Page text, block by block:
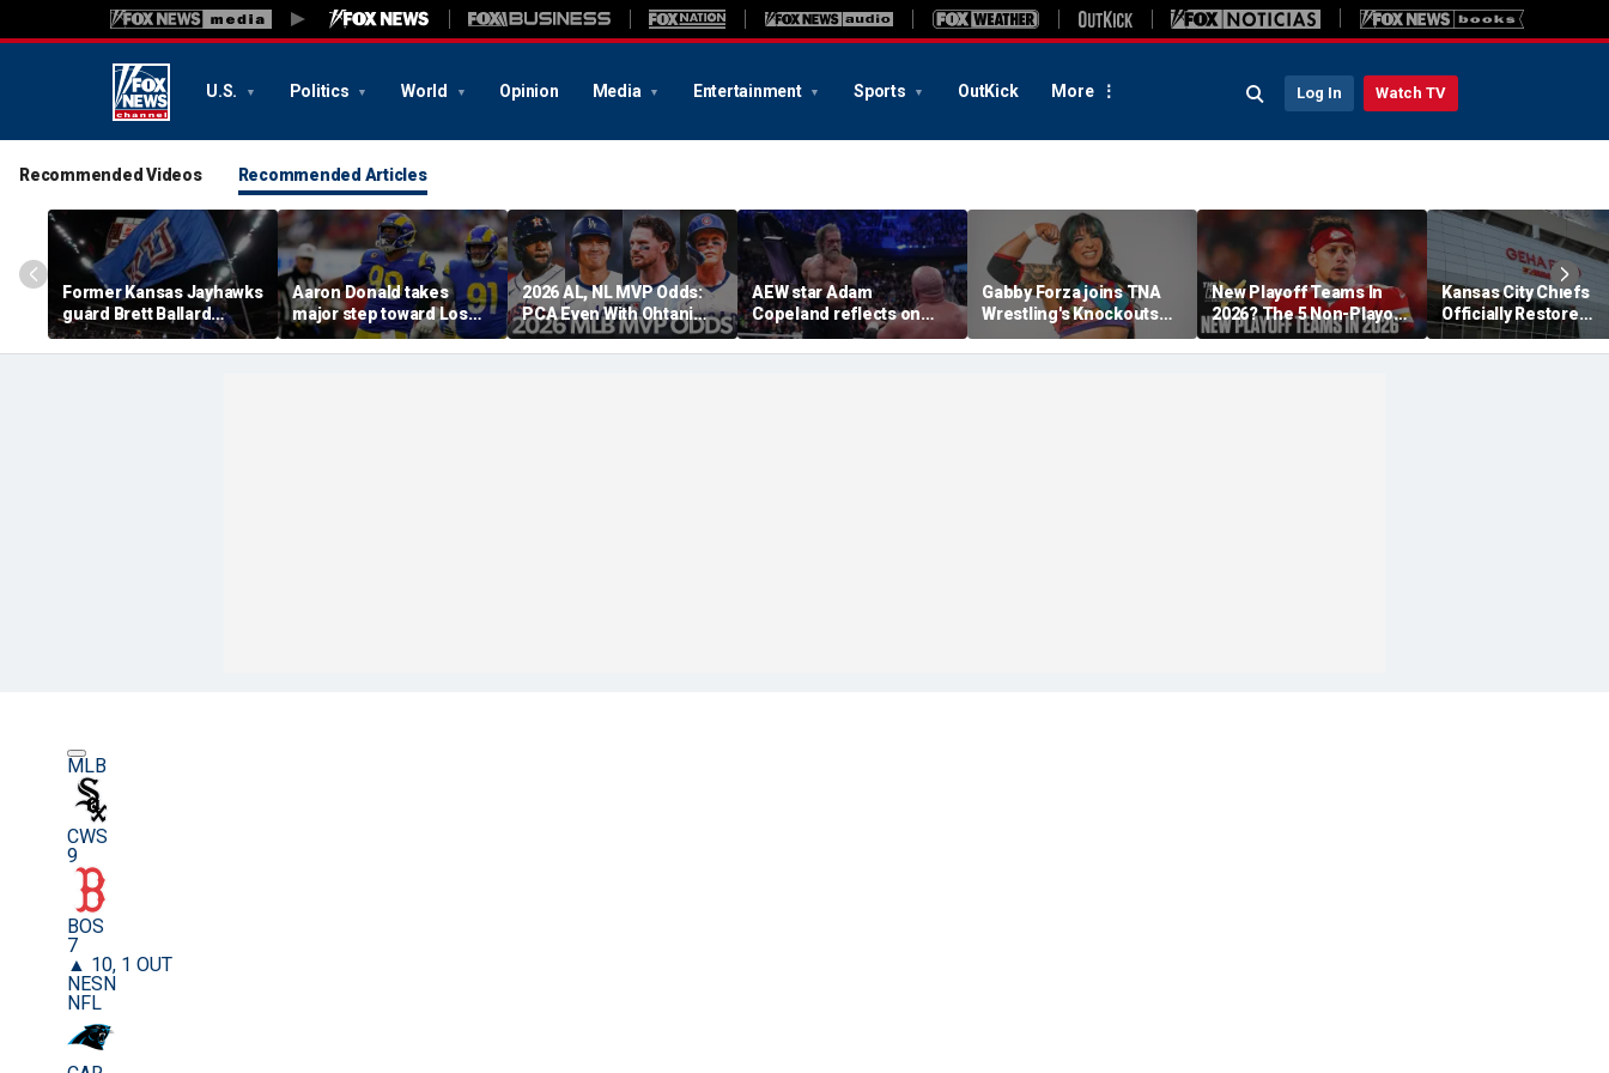
U.S. Politics World Opinion Media Entertainment Sports OutKick More Log In Watch TV
Recommended Videos Recommended Articles
Former Kansas Jayhawks
guard Brett Ballard
seriously injured in
single-vehicle highway
Aaron Donald takes
major step toward Los
Angeles Rams return;
decision expected soon
2026 AL, NL MVP Odds:
PCA Even With Ohtani
After Cubs Sweep
Dodgers
AEW star Adam
Copeland reflects on
opportunity to compete
at iconic Mexican venue
Gabby Forza joins TNA
Wrestling's Knockouts
Division: 'I'm over the
moon'
New Playoff Teams In
2026? The 5 Non-Playoff
Teams Most Likely To
Make It
Kansas City Chiefs
Officially Restore
Arrowhead Stadium
Name
MLB
CWS
9
BOS
7
▲ 10, 1 OUT
NESN
NFL